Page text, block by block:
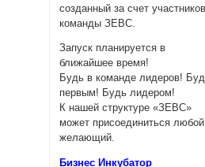
созданный за счет
команды ЗЕВС.
Запуск планируется в
ближайшее время!
Будь в команде лидеров!
первым! Будь лидером!
К нашей структуре «ЗЕВС»
может присоединиться любой
желающий.
Бизнес Инкубатор